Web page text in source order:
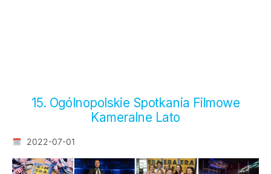
15. Ogólnopolskie Spotkania Filmowe
Kameralne Lato
2022-07-01